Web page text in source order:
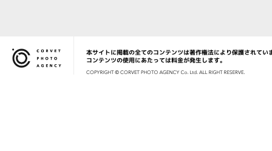
Corvet Photo Agency
本サイトに掲載の全てのコンテンツは著作権法により保護されてい
コンテンツの使用にあたっては料金が発生します。